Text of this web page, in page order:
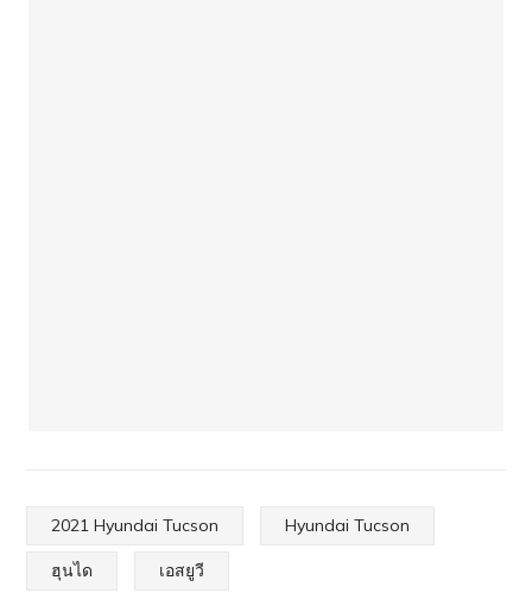
2021 Hyundai Tucson Hyundai Tucson
ฮุนได เอสยูวี